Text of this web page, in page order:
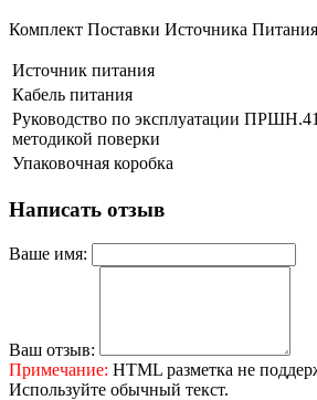
Комплект Поставки Источника
Источник питания
Кабель питания
Руководство по эксплуатации
методикой поверки
Упаковочная коробка
Написать отзыв
Ваше имя:
Ваш отзыв:
Примечание: HTML разметка не
Используйте обычный текст.